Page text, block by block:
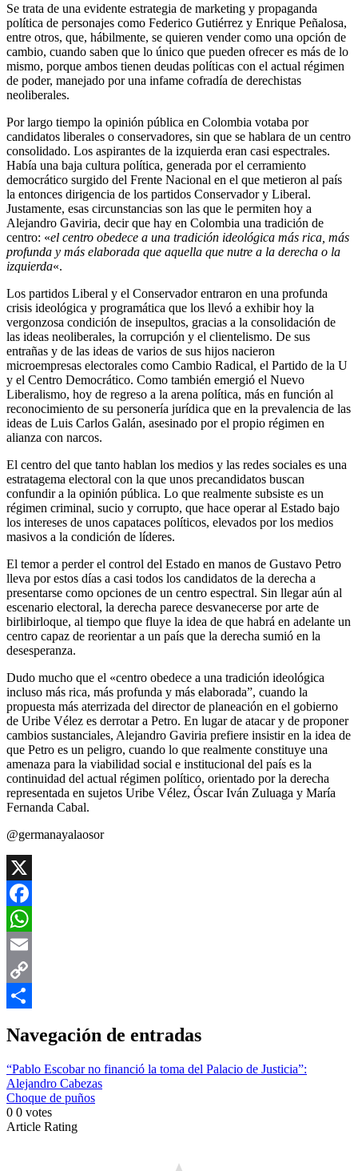
Se trata de una evidente estrategia de marketing y propaganda
política de personajes como Federico Gutiérrez y Enrique Peñalosa,
entre otros, que, hábilmente, se quieren vender como una opción de
cambio, cuando saben que lo único que pueden ofrecer es más de lo
mismo, porque ambos tienen deudas políticas con el actual régimen
de poder, manejado por una infame cofradía de derechistas
neoliberales.
Por largo tiempo la opinión pública en Colombia votaba por
candidatos liberales o conservadores, sin que se hablara de un centro
consolidado. Los aspirantes de la izquierda eran casi espectrales.
Había una baja cultura política, generada por el cerramiento
democrático surgido del Frente Nacional en el que metieron al país
la entonces dirigencia de los partidos Conservador y Liberal.
Justamente, esas circunstancias son las que le permiten hoy a
Alejandro Gaviria, decir que hay en Colombia una tradición de
centro: «el centro obedece a una tradición ideológica más rica, más
profunda y más elaborada que aquella que nutre a la derecha o la
izquierda«.
Los partidos Liberal y el Conservador entraron en una profunda
crisis ideológica y programática que los llevó a exhibir hoy la
vergonzosa condición de insepultos, gracias a la consolidación de
las ideas neoliberales, la corrupción y el clientelismo. De sus
entrañas y de las ideas de varios de sus hijos nacieron
microempresas electorales como Cambio Radical, el Partido de la U
y el Centro Democrático. Como también emergió el Nuevo
Liberalismo, hoy de regreso a la arena política, más en función al
reconocimiento de su personería jurídica que en la prevalencia de las
ideas de Luis Carlos Galán, asesinado por el propio régimen en
alianza con narcos.
El centro del que tanto hablan los medios y las redes sociales es una
estratagema electoral con la que unos precandidatos buscan
confundir a la opinión pública. Lo que realmente subsiste es un
régimen criminal, sucio y corrupto, que hace operar al Estado bajo
los intereses de unos capataces políticos, elevados por los medios
masivos a la condición de líderes.
El temor a perder el control del Estado en manos de Gustavo Petro
lleva por estos días a casi todos los candidatos de la derecha a
presentarse como opciones de un centro espectral. Sin llegar aún al
escenario electoral, la derecha parece desvanecerse por arte de
birlibirloque, al tiempo que fluye la idea de que habrá en adelante un
centro capaz de reorientar a un país que la derecha sumió en la
desesperanza.
Dudo mucho que el «centro obedece a una tradición ideológica
incluso más rica, más profunda y más elaborada”, cuando la
propuesta más aterrizada del director de planeación en el gobierno
de Uribe Vélez es derrotar a Petro. En lugar de atacar y de proponer
cambios sustanciales, Alejandro Gaviria prefiere insistir en la idea de
que Petro es un peligro, cuando lo que realmente constituye una
amenaza para la viabilidad social e institucional del país es la
continuidad del actual régimen político, orientado por la derecha
representada en sujetos Uribe Vélez, Óscar Iván Zuluaga y María
Fernanda Cabal.
@germanayalaosor
X
Facebook
WhatsApp
Email
Copy
Navegación de entradas
“Pablo Escobar no financió la toma del Palacio de Justicia”:
Alejandro Cabezas
Choque de puños
0 0 votes
Article Rating